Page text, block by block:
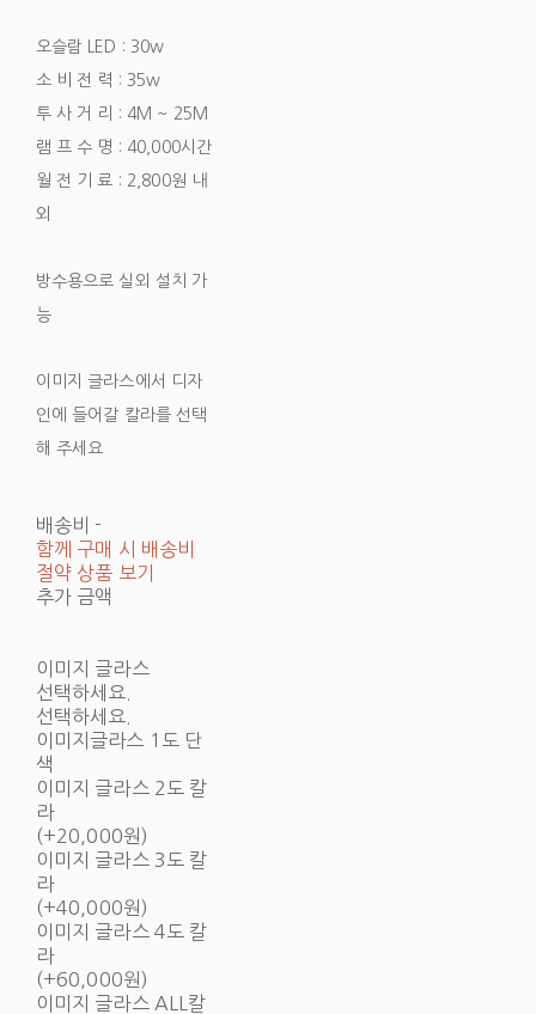
오슬람 LED : 30w
소 비 전 력 : 35w
투 사 거 리 : 4M ~ 25M
램 프 수 명 : 40,000시간
월 전 기 료 : 2,800원 내
외
방수용으로 실외 설치 가
능
이미지 글라스에서 디자
인에 들어갈 칼라를 선택
해 주세요
배송비 -
함께 구매 시 배송비
절약 상품 보기
추가 금액
이미지 글라스
선택하세요.
선택하세요.
이미지글라스 1도 단
색
이미지 글라스 2도 칼
라
(+20,000원)
이미지 글라스 3도 칼
라
(+40,000원)
이미지 글라스 4도 칼
라
(+60,000원)
이미지 글라스 ALL칼